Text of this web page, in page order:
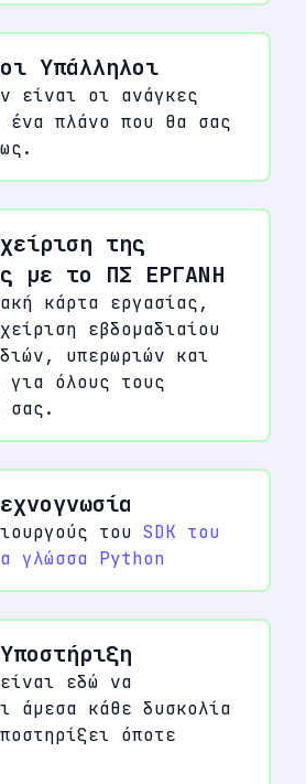
Υπάλληλοι
είναι οι ανάγκες
ένα πλάνο που θα σας
της
με το ΠΣ ΕΡΓΑΝΗ
κάρτα εργασίας,
εβδομαδιαίου
υπερωριών και
για όλους τους
σας.
του SDK του
γλώσσα Python
εδώ να
άμεσα κάθε δυσκολία
όποτε